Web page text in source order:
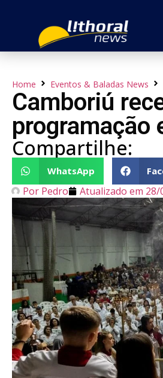
Home Eventos & Baladas News
Camboriú
programação
Compartilhe:
WhatsApp
Por Pedro Atualizado em 28/